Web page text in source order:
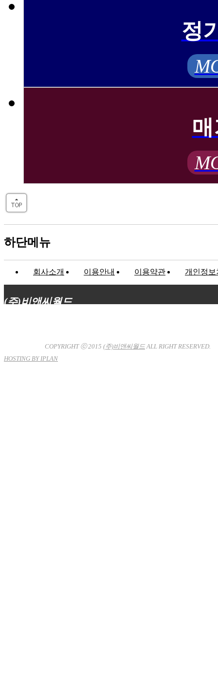
정
하단메뉴
회사소개 이용안내 이용약관 개인정보
(주)비앤씨월드
COPYRIGHT ⓒ 2015 (주)비앤씨월드 ALL RIGHT RESERVED.
HOSTING BY IPLAN